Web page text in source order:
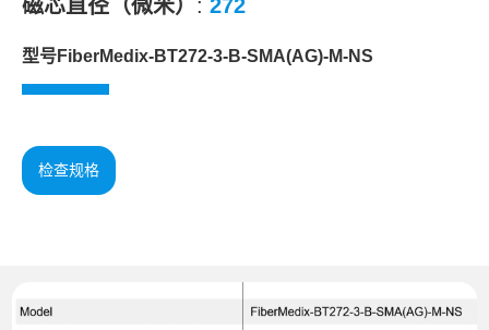
磁芯直径（微米） : 272
型号FiberMedix-BT272-3-B-SMA(AG)-M-NS
检查规格